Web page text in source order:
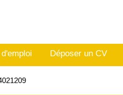
Déposer un CV